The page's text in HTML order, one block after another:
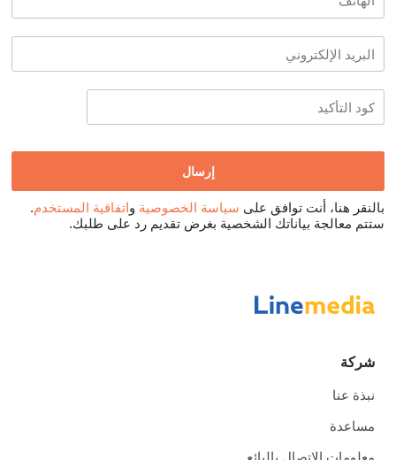
بالنقر هنا، أنت توافق على سياسة الخصوصية واتفاقية المستخدم.
ستتم معالجة بياناتك الشخصية بغرض تقديم رد على طلبك.
شركة
نبذة عنا
مساعدة
معلومات الاتصال بالبائع